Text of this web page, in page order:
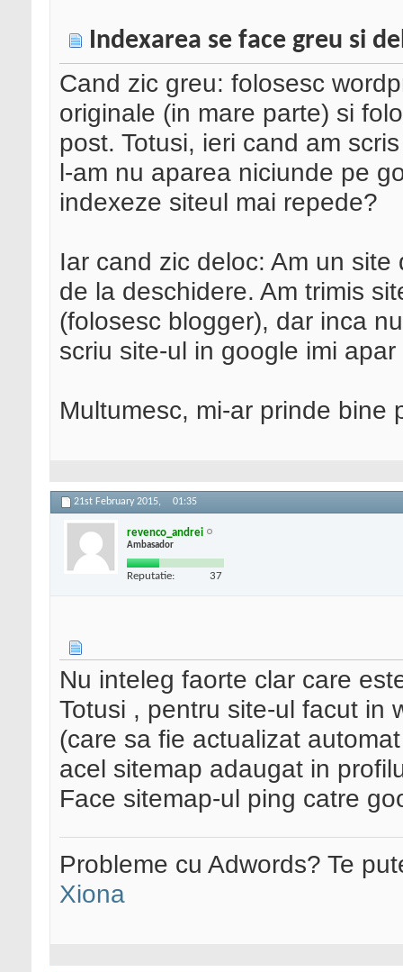
Indexarea se face greu si
Cand zic greu: folosesc
originale (in mare parte) si
post. Totusi, ieri cand am
l-am nu aparea niciunde pe
indexeze siteul mai repede?
Iar cand zic deloc: Am un
de la deschidere. Am trimis
(folosesc blogger), dar inca
scriu site-ul in google imi
Multumesc, mi-ar prinde bine
21st February 2015, 01:35
revenco_andrei
Ambasador
Reputatie: 37
Nu inteleg faorte clar care
Totusi , pentru site-ul facut in
(care sa fie actualizat
acel sitemap adaugat in
Face sitemap-ul ping catre
Probleme cu Adwords? Te
Xiona